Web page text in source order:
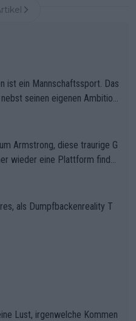
ist ein Mannschaftssport. Das
eigenen Ambition
machen und konkret am Erf
anzurechnen. Das ist ein Zei
Armstrong, diese traurige G
wieder eine Plattform finde
als Dumpfbackenreality T
Lust, irgenwelche Kommen